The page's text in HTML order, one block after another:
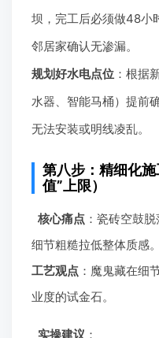
坝，完工后必须做48小
邻居家确认无渗漏。
规划好水电点位 ：根据
水器、智能马桶）提前
无法安装或明线凌乱。
第八步：精细化
值”上限）
核心痛点：瓷砖空鼓脱
细节粗糙拉低整体质感。
工艺观点 ：魔鬼藏在细
业度的试金石。
实操建议 ：